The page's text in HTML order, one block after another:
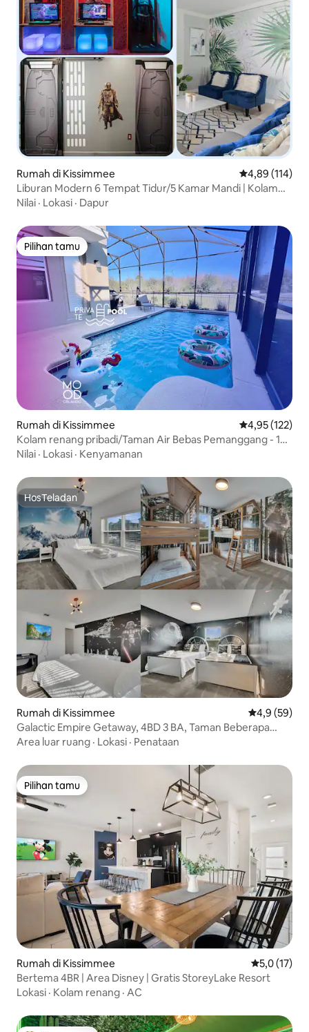
Rumah di Kissimmee Nilai rata-rata
4,89 (114)
Liburan Modern 6 Tempat Tidur/5 Kamar Mandi | Kolam
Renang, Resor, Disney
Nilai · Lokasi · Dapur
Pilihan tamu
Pilihan tamu
Rumah di Kissimmee Nilai rata-rata
4,95 (122)
Kolam renang pribadi/Taman Air Bebas Pemanggang - 15
menit ke Disney
Nilai · Lokasi · Kenyamanan
HosTeladan
HosTeladan
Rumah di Kissimmee Nilai rata-
4,9 (59)
Galactic Empire Getaway, 4BD 3 BA, Taman Beberapa
Menit
Area luar ruang · Lokasi · Penataan
Pilihan tamu
Pilihan tamu
Rumah di Kissimmee Nilai rata-
5,0 (17)
Bertema 4BR | Area Disney | Gratis StoreyLake Resort
Lokasi · Kolam renang · AC